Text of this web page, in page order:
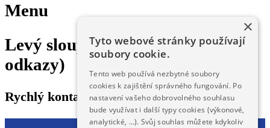
Menu
Levý sloupec (rychlý kontakt,
odkazy)
Rychlý kontakt, odkazy
×
Tyto webové stránky používají
soubory cookie.
Tento web používá nezbytné soubory
cookies k zajištění správného fungování. Po
nastavení vašeho dobrovolného souhlasu
bude využívat i další typy cookies (výkonové,
analytické, …). Svůj souhlas můžete kdykoliv